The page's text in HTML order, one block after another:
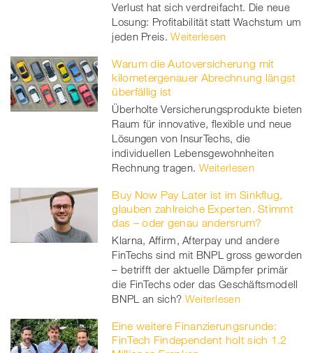
Verlust hat sich verdreifacht. Die neue
Losung: Profitabilität statt Wachstum um
jeden Preis. Weiterlesen
Warum die Autoversicherung mit
kilometergenauer Abrechnung längst
überfällig ist
Überholte Versicherungsprodukte bieten
Raum für innovative, flexible und neue
Lösungen von InsurTechs, die
individuellen Lebensgewohnheiten
Rechnung tragen. Weiterlesen
Buy Now Pay Later ist im Sinkflug,
glauben zahlreiche Experten. Stimmt
das – oder genau andersrum?
Klarna, Affirm, Afterpay und andere
FinTechs sind mit BNPL gross geworden
– betrifft der aktuelle Dämpfer primär
die FinTechs oder das Geschäftsmodell
BNPL an sich? Weiterlesen
Eine weitere Finanzierungsrunde:
FinTech Findependent holt sich 1.2